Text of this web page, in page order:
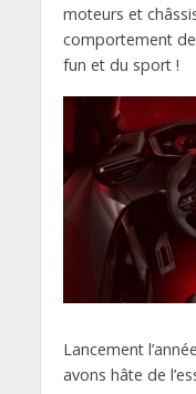
moteurs et
comportement
fun et du sport !
Lancement
avons hâte de